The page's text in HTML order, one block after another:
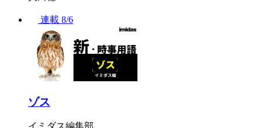
連載 8/6
ゾス